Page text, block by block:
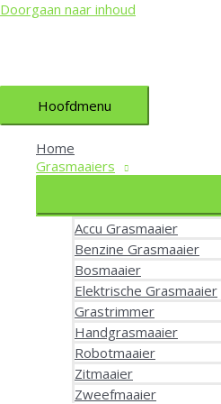
Doorgaan naar inhoud
Hoofdmenu
Home
Grasmaaiers
Accu Grasmaaier
Benzine Grasmaaier
Bosmaaier
Elektrische Grasmaaier
Grastrimmer
Handgrasmaaier
Robotmaaier
Zitmaaier
Zweefmaaier